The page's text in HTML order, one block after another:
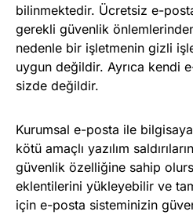
bilinmektedir. Ücretsiz e-
gerekli güvenlik
nedenle bir işletmenin gizli
uygun değildir. Ayrıca kendi
sizde değildir.
Kurumsal e-posta ile
kötü amaçlı yazılım
güvenlik özelliğine sahip
eklentilerini yükleyebilir ve
için e-posta sisteminizin